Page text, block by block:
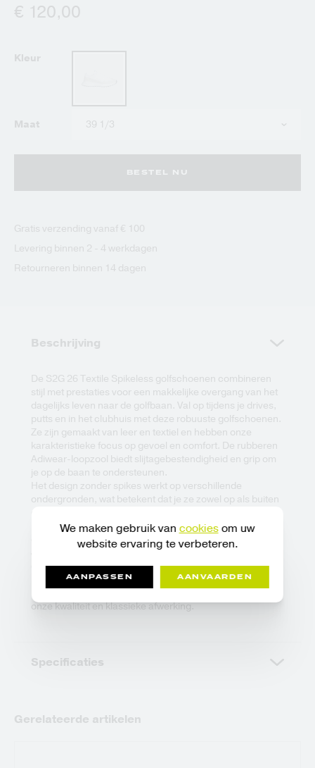
€ 120,00
Kleur
Maat
BESTEL NU
Gratis verzending vanaf € 100
Levering binnen 2 - 4 werkdagen
Retourneren binnen 14 dagen
Beschrijving
De S2G 26 Textile Spikeless golfschoenen combineren
stijl met prestaties voor een makkelijke overgang van het
dagelijks leven naar de golfbaan. Val op tijdens je drives,
putts en in het clubhuis met deze robuuste golfschoenen.
Ze zijn gemaakt van leer en textiel en hebben onze
karakteristieke focus op gevoel en comfort. De rubberen
Adiwear-loopzool biedt slijtagebestendigheid en grip om
je op de baan te ondersteunen.
Het design zonder spikes werkt op verschillende
ondergronden, wat betekent dat je ze zowel op als buiten
helpt je dynamisch te bewegen, zodat je je op je spel kunt
concentreren.
Je zult deze stijlvolle schoenen, ontworpen om je voeten
droog te houden in natte omstandigheden en volgestopt
met functionaliteit, zeker kunnen waarderen. adidas
merkdetails maken de look compleet als symbool van
onze kwaliteit en klassieke afwerking.
Specificaties
Gerelateerde artikelen
We maken gebruik van cookiesom uw
website ervaring te verbeteren.
AANPASSEN AANVAARDEN